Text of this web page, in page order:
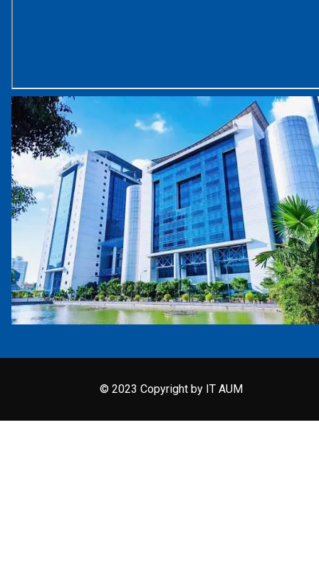
© 2023 Copyright by IT AUM